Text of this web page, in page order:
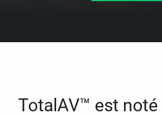
TotalAV™ est noté